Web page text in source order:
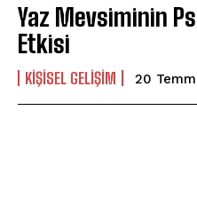
Yaz Mevsiminin
Etkisi
KIŞISEL GELIŞIM 20